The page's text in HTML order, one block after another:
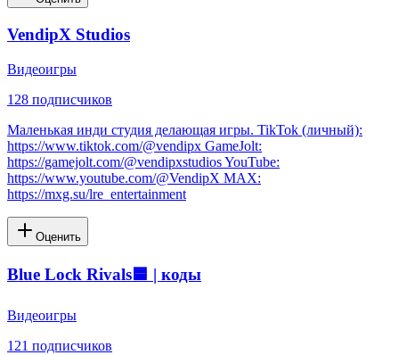
VendipX Studios
Видеоигры
128 подписчиков
Маленькая инди студия делающая игры. TikTok (личный):
https://www.tiktok.com/@vendipx GameJolt:
https://gamejolt.com/@vendipxstudios YouTube:
https://www.youtube.com/@VendipX MAX:
https://mxg.su/lre_entertainment
Оценить
Blue Lock Rivals🟦 | коды
Видеоигры
121 подписчиков